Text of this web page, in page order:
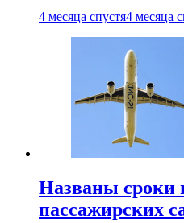
4 месяца спустя4 месяца
Названы сроки
пассажирских